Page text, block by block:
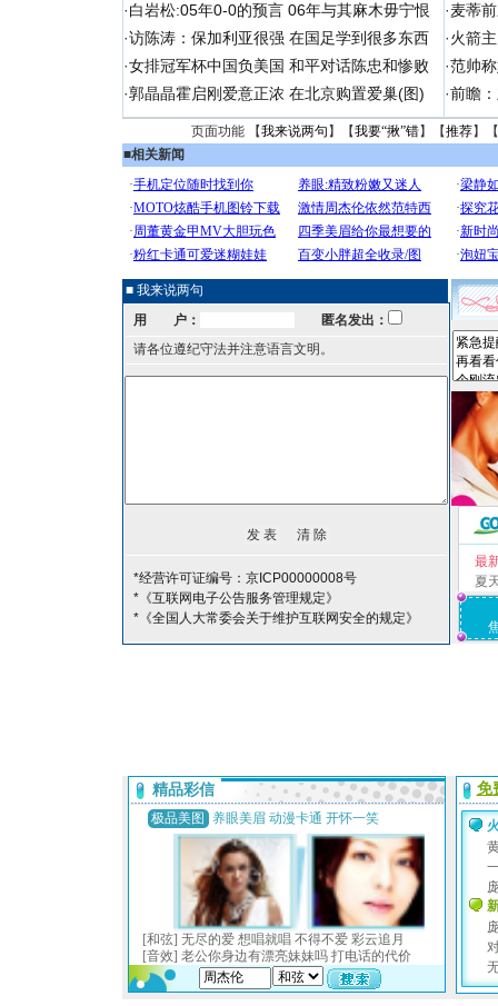
·白岩松:05年0-0的预言 06年与其麻木毋宁恨
·访陈涛：保加利亚很强 在国足学到很多东西
·女排冠军杯中国负美国 和平对话陈忠和惨败
·郭晶晶霍启刚爱意正浓 在北京购置爱巢(图)
·麦蒂
·火箭
·范帅
·前瞻
页面功能 【我来说两句 】【我要“揪”错】【推荐】
■相关新闻
■ 我来说两句
用 户：
匿名发出：
请各位遵纪守法并注意语言文明。
*经营许可证编号：京ICP00000008号
*《互联网电子公告服务管理规定》
*《全国人大常委会关于维护互联网安全的规定》
最
夏